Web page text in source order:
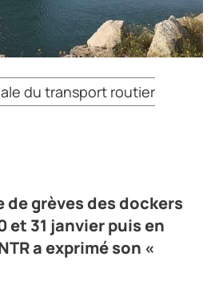
sont prévues en ce début
du transport routier
de grèves des dockers
et 31 janvier puis en
a exprimé son «